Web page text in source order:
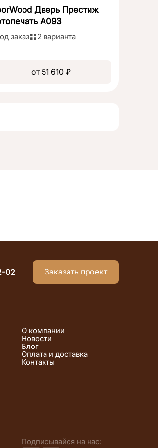
Дверь Престиж
А093
заказ 2 варианта
от 51 610 ₽
02 Заказать проект
О компании
Новости
Блог
Оплата и доставка
Контакты
Подписывайся на нас: